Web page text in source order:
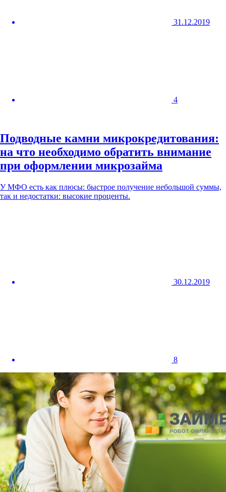
31.12.2019
4
Подводные камни микрокредитования:
на что необходимо обратить внимание
при оформлении микрозайма
У МФО есть как плюсы: быстрое получение небольшой суммы,
так и недостатки: высокие проценты.
30.12.2019
8